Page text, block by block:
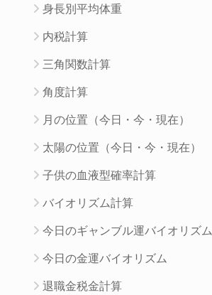
身長別平均体重
内税計算
三角関数計算
角度計算
月の位置（今日・今・現在）
太陽の位置（今日・今・現在）
子供の血液型確率計算
バイオリズム計算
今日のギャンブル運バイオリズム
今日の金運バイオリズム
退職金税金計算